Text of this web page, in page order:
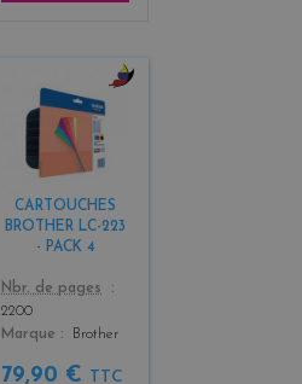
CARTOUCHES
BROTHER LC-223
- PACK 4
Color
k
+
Nbr. de pages
2200
Marque
Brother
79,90 € TTC